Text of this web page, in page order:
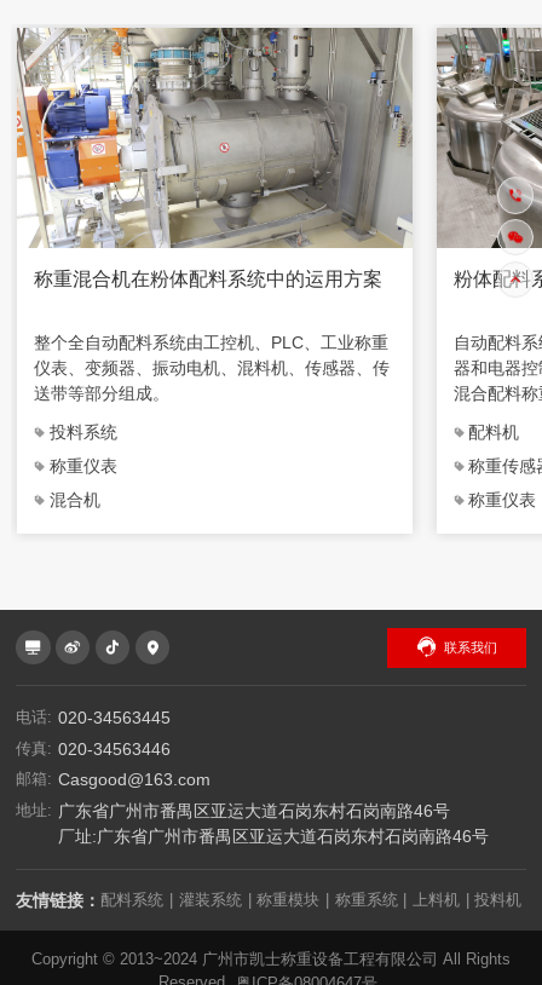
称重混合机在粉体配料系统中的运用方案
整个全自动配料系统由工控机、PLC、工业称重
仪表、变频器、振动电机、混料机、传感器、传
送带等部分组成。
投料系统
称重仪表
混合机
粉体配料
自动配料
器和电器
混合配料
配料机
称重传感
称重仪表
联系我们
电话: 020-34563445
传真: 020-34563446
邮箱: Casgood@163.com
地址: 广东省广州市番禺区亚运大道石岗东村石岗南路46号
厂址:广东省广州市番禺区亚运大道石岗东村石岗南路46号
友情链接：配料系统 灌装系统 称重模块 称重系统 上料机 投料机
Copyright © 2013~2024 广州市凯士称重设备工程有限公司 All Rights